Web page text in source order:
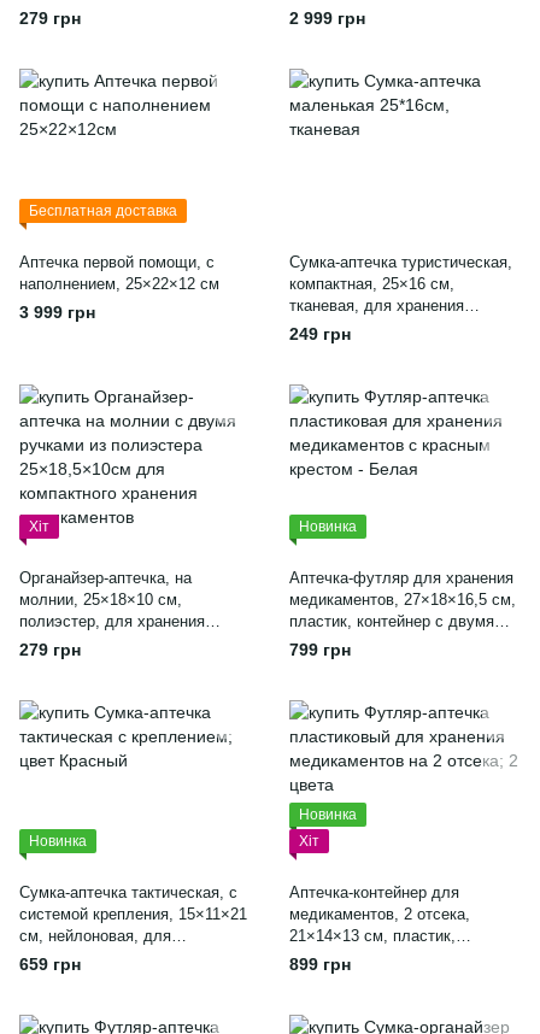
материал, для хранения
медикаментов, красная
279 грн 2 999 грн
Бесплатная доставка
Аптечка первой помощи, с
наполнением, 25×22×12 см
3 999 грн
Сумка-аптечка туристическая,
компактная, 25×16 см,
тканевая, для хранения
медикаментов, красная
249 грн
Хіт
Органайзер-аптечка, на
молнии, 25×18×10 см,
полиэстер, для хранения
медикаментов
279 грн
Новинка
Аптечка-футляр для хранения
медикаментов, 27×18×16,5 см,
пластик, контейнер с двумя
уровнями
799 грн
Новинка
Сумка-аптечка тактическая, с
системой крепления, 15×11×21
см, нейлоновая, для
медикаментов, красный
659 грн
Новинка
Хіт
Аптечка-контейнер для
медикаментов, 2 отсека,
21×14×13 см, пластик,
органайзер для лекарств -
белый
899 грн